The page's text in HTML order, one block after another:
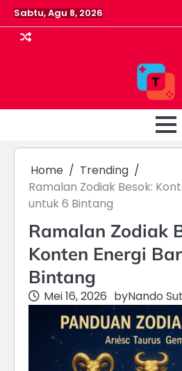
Skip
to
content
Sabtu, Agu 8, 2026
Home
Trending
Ramalan Zodiak Besok:
untuk 6 Bintang
Ramalan Zodiak
Konten Energi
Bintang
Mei 16, 2026 byNando